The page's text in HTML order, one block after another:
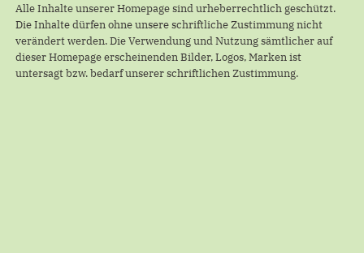
Alle Inhalte unserer Homepage sind urheberrechtlich geschützt.
Die Inhalte dürfen ohne unsere schriftliche Zustimmung nicht
verändert werden. Die Verwendung und Nutzung sämtlicher auf
dieser Homepage erscheinenden Bilder, Logos, Marken ist
untersagt bzw. bedarf unserer schriftlichen Zustimmung.